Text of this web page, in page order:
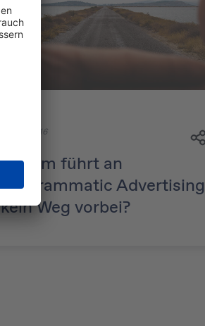
27. Juli 2016
Warum führt an
Programmatic Advertising
kein Weg vorbei?